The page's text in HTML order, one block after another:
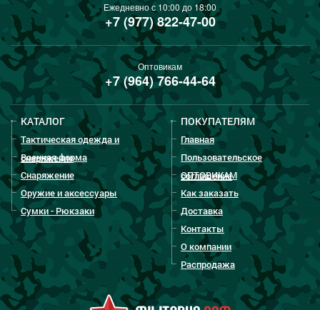
Ежедневно с 10:00 до 18:00
+7 (977) 822-47-00
Оптовикам
+7 (964) 766-44-64
КАТАЛОГ
Тактическая одежда и
снаряжение
Военная форма
Снаряжение
Оружие и аксессуары
Сумки - Рюкзаки
ПОКУПАТЕЛЯМ
Главная
Пользовательское
соглашение
ОПТОВИКАМ
Как заказать
Доставка
Контакты
О компании
Распродажа